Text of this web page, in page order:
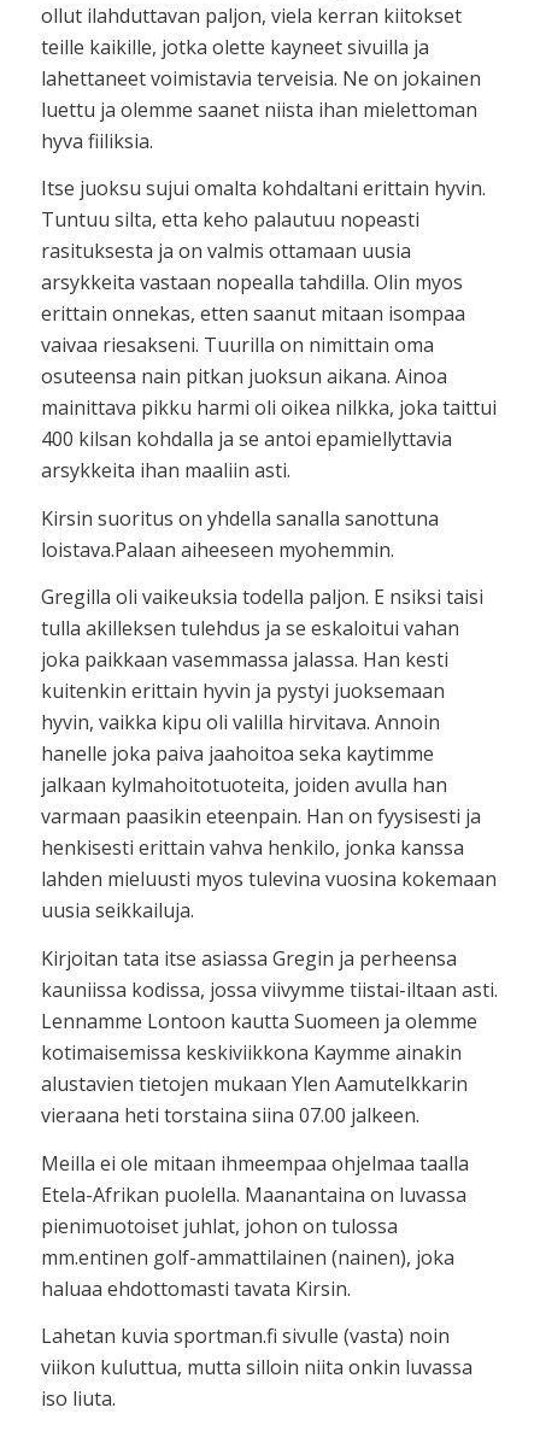
ollut ilahduttavan paljon, viela kerran kiitokset
teille kaikille, jotka olette kayneet sivuilla ja
lahettaneet voimistavia terveisia. Ne on jokainen
luettu ja olemme saanet niista ihan mielettoman
hyva fiiliksia.
Itse juoksu sujui omalta kohdaltani erittain hyvin.
Tuntuu silta, etta keho palautuu nopeasti
rasituksesta ja on valmis ottamaan uusia
arsykkeita vastaan nopealla tahdilla. Olin myos
erittain onnekas, etten saanut mitaan isompaa
vaivaa riesakseni. Tuurilla on nimittain oma
osuteensa nain pitkan juoksun aikana. Ainoa
mainittava pikku harmi oli oikea nilkka, joka taittui
400 kilsan kohdalla ja se antoi epamiellyttavia
arsykkeita ihan maaliin asti.
Kirsin suoritus on yhdella sanalla sanottuna
loistava.Palaan aiheeseen myohemmin.
Gregilla oli vaikeuksia todella paljon. E nsiksi taisi
tulla akilleksen tulehdus ja se eskaloitui vahan
joka paikkaan vasemmassa jalassa. Han kesti
kuitenkin erittain hyvin ja pystyi juoksemaan
hyvin, vaikka kipu oli valilla hirvitava. Annoin
hanelle joka paiva jaahoitoa seka kaytimme
jalkaan kylmahoitotuoteita, joiden avulla han
varmaan paasikin eteenpain. Han on fyysisesti ja
henkisesti erittain vahva henkilo, jonka kanssa
lahden mieluusti myos tulevina vuosina kokemaan
uusia seikkailuja.
Kirjoitan tata itse asiassa Gregin ja perheensa
kauniissa kodissa, jossa viivymme tiistai-iltaan asti.
Lennamme Lontoon kautta Suomeen ja olemme
kotimaisemissa keskiviikkona Kaymme ainakin
alustavien tietojen mukaan Ylen Aamutelkkarin
vieraana heti torstaina siina 07.00 jalkeen.
Meilla ei ole mitaan ihmeempaa ohjelmaa taalla
Etela-Afrikan puolella. Maanantaina on luvassa
pienimuotoiset juhlat, johon on tulossa
mm.entinen golf-ammattilainen (nainen), joka
haluaa ehdottomasti tavata Kirsin.
Lahetan kuvia sportman.fi sivulle (vasta) noin
viikon kuluttua, mutta silloin niita onkin luvassa
iso liuta.